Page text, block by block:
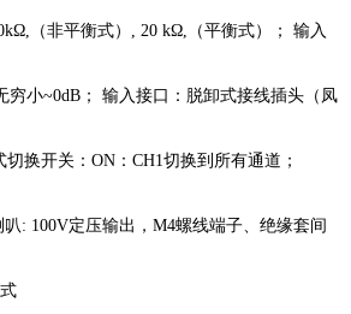
（非平衡式）, 20 kΩ,（平衡式）； 输入
~0dB； 输入接口：脱卸式接线插头（凤
开关：ON：CH1切换到所有通道；
: 100V定压输出，M4螺线端子、绝缘套间